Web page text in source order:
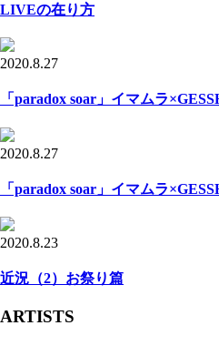
LIVEの在り方
2020.8.27
「paradox soar」イマムラ
2020.8.27
「paradox soar」イマムラ
2020.8.23
近況（2）お祭り篇
ARTISTS